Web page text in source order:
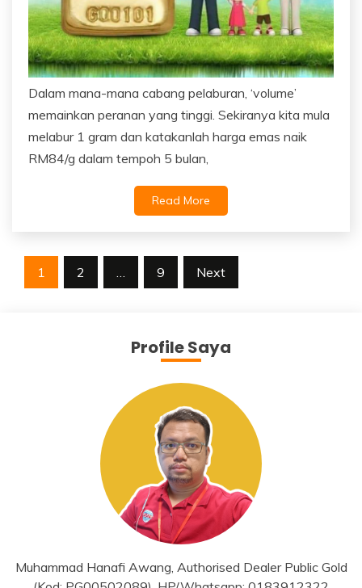
Dalam mana-mana cabang pelaburan, ‘volume’
memainkan peranan yang tinggi. Sekiranya kita mula
melabur 1 gram dan katakanlah harga emas naik
RM84/g dalam tempoh 5 bulan,
Read More
Posts
1 2 … 9 Next
Profile Saya
Muhammad Hanafi Awang, Authorised Dealer Public Gold